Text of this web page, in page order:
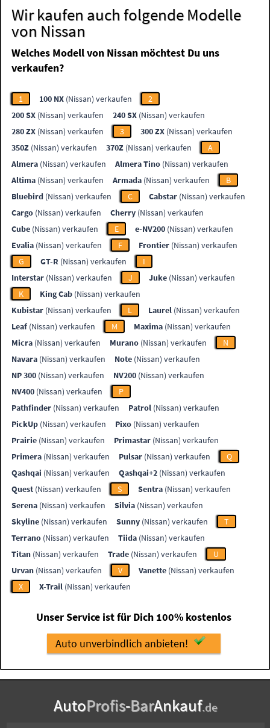
Wir kaufen auch folgende Modelle
von Nissan
Welches Modell von Nissan möchtest Du uns
verkaufen?
1 100 NX (Nissan) verkaufen
2
200 SX (Nissan) verkaufen 240 SX (Nissan) verkaufen
280 ZX (Nissan) verkaufen 3 300 ZX (Nissan) verkaufen
350Z (Nissan) verkaufen 370Z (Nissan) verkaufen
A
Almera (Nissan) verkaufen Almera Tino (Nissan) verkaufen
Altima (Nissan) verkaufen Armada (Nissan) verkaufen
B
Bluebird (Nissan) verkaufen C Cabstar (Nissan) verkaufen
Cargo (Nissan) verkaufen Cherry (Nissan) verkaufen
Cube (Nissan) verkaufen E e-NV200 (Nissan) verkaufen
Evalia (Nissan) verkaufen F Frontier (Nissan) verkaufen
G
GT-R (Nissan) verkaufen
I
Interstar (Nissan) verkaufen J Juke (Nissan) verkaufen
K
King Cab (Nissan) verkaufen
Kubistar (Nissan) verkaufen L Laurel (Nissan) verkaufen
Leaf (Nissan) verkaufen M Maxima (Nissan) verkaufen
Micra (Nissan) verkaufen Murano (Nissan) verkaufen
N
Navara (Nissan) verkaufen Note (Nissan) verkaufen
NP 300 (Nissan) verkaufen NV200 (Nissan) verkaufen
NV400 (Nissan) verkaufen
P
Pathfinder (Nissan) verkaufen Patrol (Nissan) verkaufen
PickUp (Nissan) verkaufen Pixo (Nissan) verkaufen
Prairie (Nissan) verkaufen Primastar (Nissan) verkaufen
Primera (Nissan) verkaufen Pulsar (Nissan) verkaufen
Q
Qashqai (Nissan) verkaufen Qashqai+2 (Nissan) verkaufen
Quest (Nissan) verkaufen S Sentra (Nissan) verkaufen
Serena (Nissan) verkaufen Silvia (Nissan) verkaufen
Skyline (Nissan) verkaufen Sunny (Nissan) verkaufen
T
Terrano (Nissan) verkaufen Tiida (Nissan) verkaufen
Titan (Nissan) verkaufen Trade (Nissan) verkaufen
U
Urvan (Nissan) verkaufen V Vanette (Nissan) verkaufen
X
X-Trail (Nissan) verkaufen
Unser Service ist für Dich 100% kostenlos
Auto unverbindlich anbieten!
AutoProfis-BarAnkauf.de